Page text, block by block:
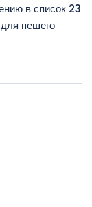
в список 23
пешего